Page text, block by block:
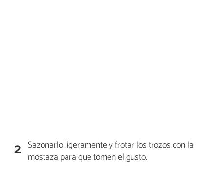
2 Sazonarlo ligeramente y frotar los trozos con la
mostaza para que tomen el gusto.